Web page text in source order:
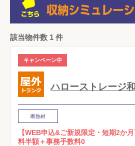
該当物件数 1 件
キャンペーン中
ハローストレージ
断熱材
【WEB申込&ご新規限定・短期2か
料半額＋事務手数料0